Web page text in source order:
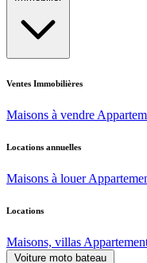
Ventes Immobilières
Maisons à vendre
Locations annuelles
Maisons à louer
Locations
Maisons, villas
Voiture moto bateau